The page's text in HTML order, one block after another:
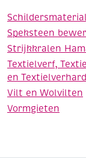
Speksteen
Strijkkralen
Textielverf,
en
Vilt en Wolvilten
Vormgieten